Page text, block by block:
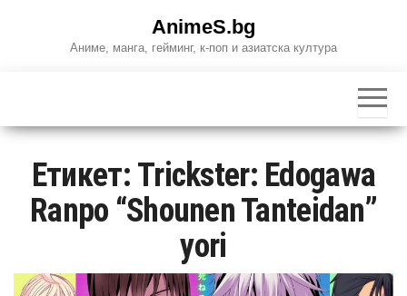
AnimeS.bg
Аниме, манга, гейминг, к-поп и азиатска култура
Етикет: Trickster: Edogawa
Ranpo “Shounen Tanteidan”
yori